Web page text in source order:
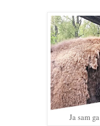
Ja sam